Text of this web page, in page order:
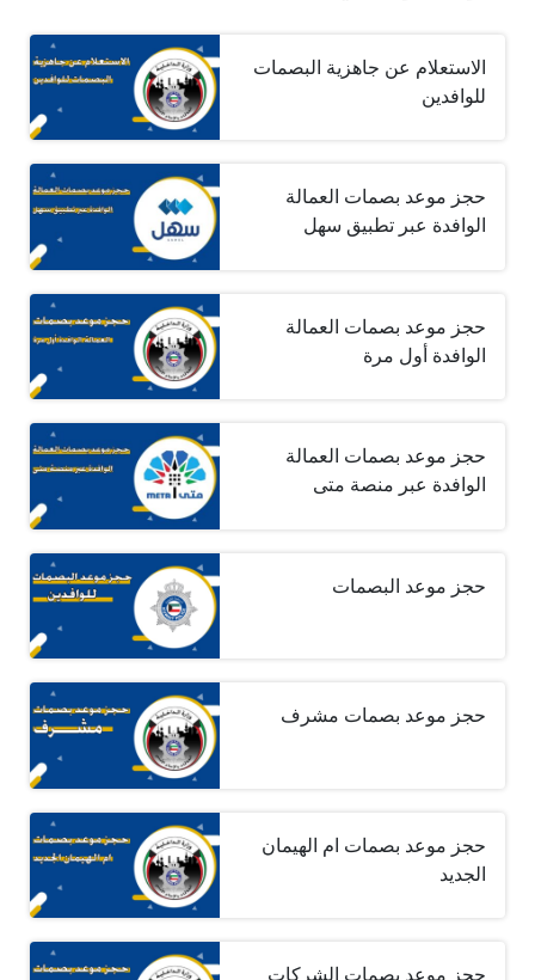
الاستعلام عن جاهزية البصمات
للوافدين
حجز موعد بصمات العمالة
الوافدة عبر تطبيق سهل
حجز موعد بصمات العمالة
الوافدة أول مرة
حجز موعد بصمات العمالة
الوافدة عبر منصة متى
حجز موعد البصمات
حجز موعد بصمات مشرف
حجز موعد بصمات ام الهيمان
الجديد
حجز موعد بصمات الشركات